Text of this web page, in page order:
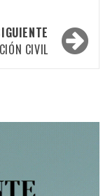
CIVIL